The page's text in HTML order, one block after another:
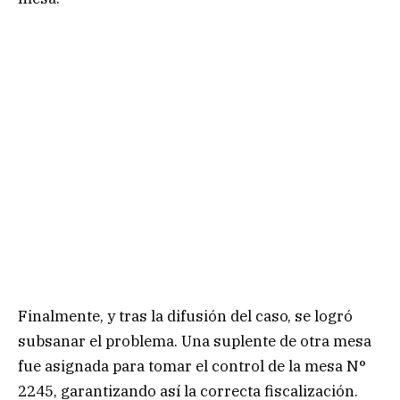
Finalmente, y tras la difusión del caso, se logró
subsanar el problema. Una suplente de otra mesa
fue asignada para tomar el control de la mesa N°
2245, garantizando así la correcta fiscalización.